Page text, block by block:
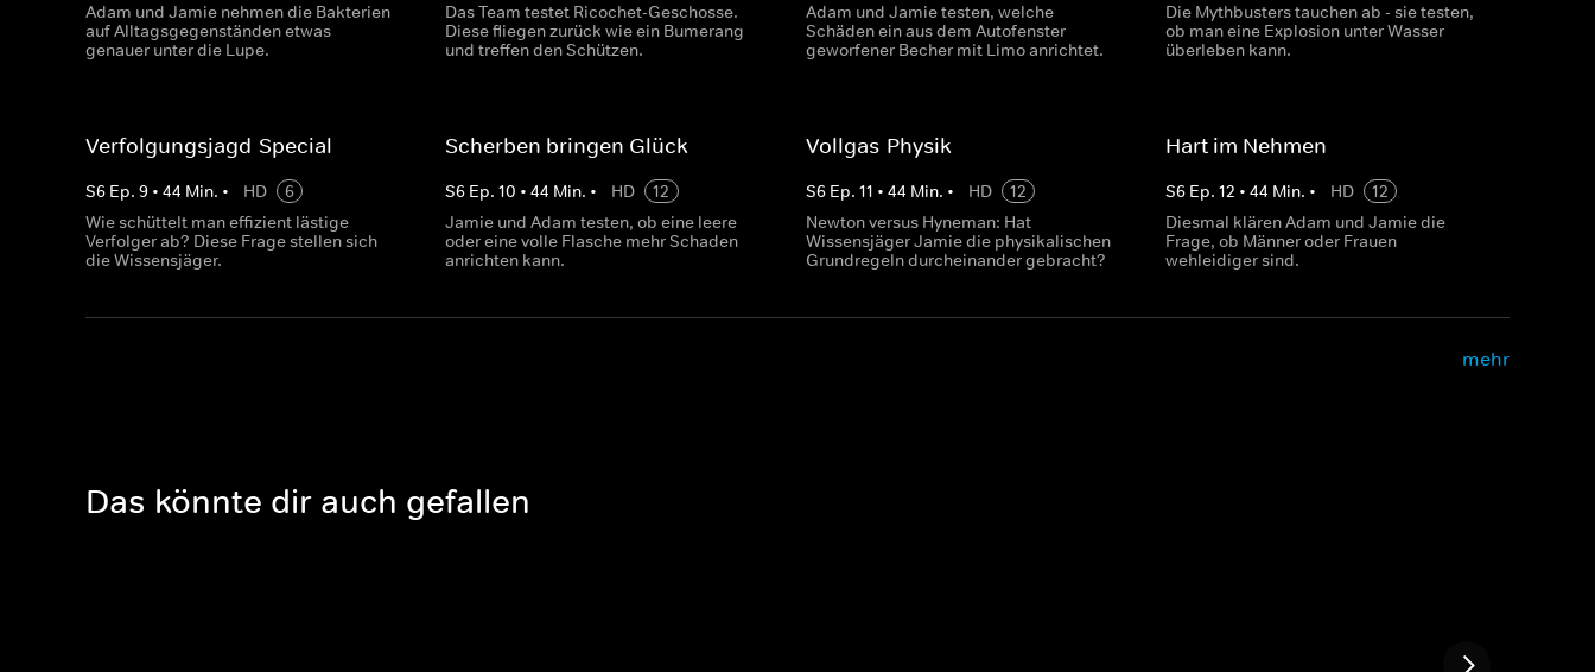
Adam und Jamie nehmen die Bakterien
auf Alltagsgegenständen etwas
genauer unter die Lupe.
Das Team testet Ricochet-Geschosse.
Diese fliegen zurück wie ein Bumerang
und treffen den Schützen.
Adam und Jamie testen, welche
Schäden ein aus dem Autofenster
geworfener Becher mit Limo anrichtet.
Die Mythbusters tauchen ab - sie testen,
ob man eine Explosion unter Wasser
überleben kann.
Verfolgungsjagd-Special
S6 Ep. 9 • 44 Min. • HD
6
Wie schüttelt man effizient lästige
Verfolger ab? Diese Frage stellen sich
die Wissensjäger.
Scherben bringen Glück
S6 Ep.10 •44 Min. • HD
12
Jamie und Adam testen, ob eine leere
oder eine volle Flasche mehr Schaden
anrichten kann.
Vollgas-Physik
S6 Ep. 11 • 44 Min. • HD
12
Newton versus Hyneman: Hat
Wissensjäger Jamie die physikalischen
Grundregeln durcheinander gebracht?
Hart im Nehmen
S6 Ep. 12 • 44 Min. • HD
12
Diesmal klären Adam und Jamie die
Frage, ob Männer oder Frauen
wehleidiger sind.
mehr
Das könnte dir auch gefallen